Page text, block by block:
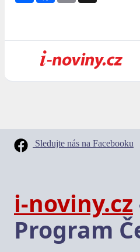
Sledujte nás na Facebooku
i-noviny.cz
Program